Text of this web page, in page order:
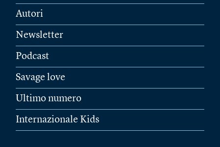
Autori
Newsletter
Podcast
Savage love
Ultimo numero
Internazionale Kids